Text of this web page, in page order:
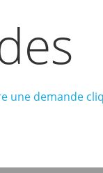
une demande